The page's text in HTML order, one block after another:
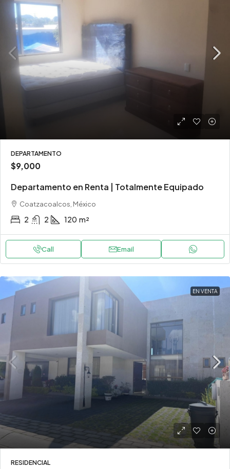
DEPARTAMENTO
$9,000
Departamento en Renta | Totalmente Equipado
Coatzacoalcos, México
2 2 120 m²
Call Email
EN VENTA
RESIDENCIAL